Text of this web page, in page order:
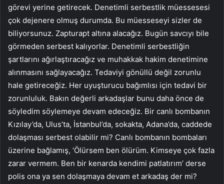
görevi yerine getirecek. Denetimli serbestlik müessesesi
çok dejenere olmuş durumda. Bu müesseseyi sizler de
biliyorsunuz. Zapturapt altına alacağız. Bugün savcıyı bile
görmeden serbest kalıyorlar. Denetimli serbestliğin
şartlarını ağırlaştıracağız ve muhakkak hakim denetimine
alınmasını sağlayacağız. Tedaviyi gönüllü değil zorunlu
hale getireceğiz. Her uyuşturucu bağımlısı için tedavi bir
zorunluluk. Bakın değerli arkadaşlar bunu daha önce de
söyledim söylemeye devam edeceğiz. Bir canlı bombanın
Kızılay’da, Ulus’ta, İstanbul’da, sokakta, Adana’da, caddede
dolaşması serbest olabilir mi? Canlı bombanın bombaları
üzerine bağlamış, ‘Ölürsem ben ölürüm. Kimseye çok fazla
zarar vermem. Ben bir kenarda kendimi patlatırım’ derse
polis ona ya sen dolaşmaya devam et arkadaş der mi?